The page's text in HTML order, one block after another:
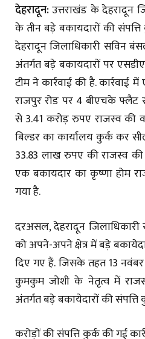
देहरादून:उत्तराखंड के देहरादून
के तीन बड़े बकायदारों की
देहरादून जिलाधिकारी सविन
अंतर्गत बड़े बकायदारों पर
टीम ने कार्रवाई की है. कार्रवाई
राजपुर रोड पर 4 बीएचके फ्लैट
से 3.41 करोड़ रुपए राजस्व की
बिल्डर का कार्यालय कुर्क कर
33.83 लाख रुपए की राजस्व
एक बकायदार का कृष्णा होम
गया है.
दरअसल, देहरादून
को अपने-अपने क्षेत्र में बड़े
दिए गए हैं. जिसके तहत 13
कुमकुम जोशी के नेतृत्व में
अंतर्गत बड़े बकायेदारों की संपत्ति
करोड़ों की संपत्ति कुर्क की गई